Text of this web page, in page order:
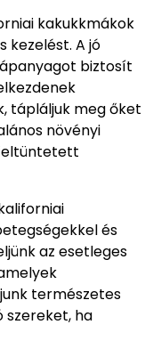
kakukkmákok
kezelést. A jó
biztosít
tápláljuk meg őket
növényi
és
az esetleges
természetes
szereket, ha